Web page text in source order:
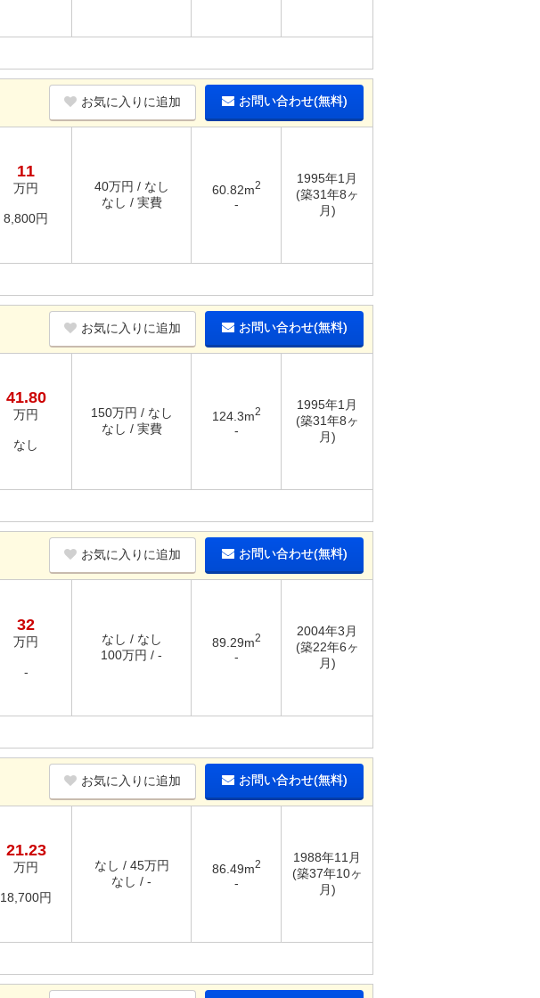
お気に入りに追加 お問い合わせ(無料)
11
万円
8,800円
40万円 / なし
なし / 実費
60.82m2
-
1995年1月
(築31年8ヶ
月)
お気に入りに追加 お問い合わせ(無料)
41.80
万円
なし
150万円 / なし
なし / 実費
124.3m2
-
1995年1月
(築31年8ヶ
月)
お気に入りに追加 お問い合わせ(無料)
32
万円
-
なし / なし
100万円 / -
89.29m2
-
2004年3月
(築22年6ヶ
月)
お気に入りに追加 お問い合わせ(無料)
21.23
万円
18,700円
なし / 45万円
なし / -
86.49m2
-
1988年11月
(築37年10ヶ
月)